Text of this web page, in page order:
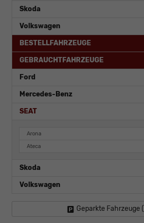
Skoda
Volkswagen
BESTELLFAHRZEUGE
GEBRAUCHTFAHRZEUGE
Ford
Mercedes-Benz
SEAT
Arona
Ateca
Skoda
Volkswagen
Geparkte Fahrzeuge (